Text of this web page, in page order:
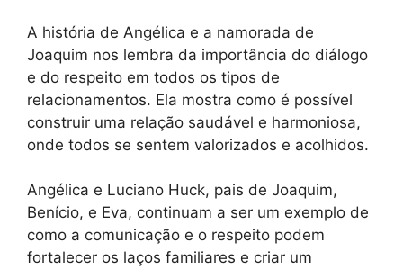
A história de Angélica e a namorada de
Joaquim nos lembra da importância do diálogo
e do respeito em todos os tipos de
relacionamentos. Ela mostra como é possível
construir uma relação saudável e harmoniosa,
onde todos se sentem valorizados e acolhidos.
Angélica e Luciano Huck, pais de Joaquim,
Benício, e Eva, continuam a ser um exemplo de
como a comunicação e o respeito podem
fortalecer os laços familiares e criar um